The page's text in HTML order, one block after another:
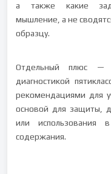
а также какие
мышление, а не
образцу.
Отдельный плюс —
диагностикой
рекомендациями для
основой для защиты,
или использования
содержания.